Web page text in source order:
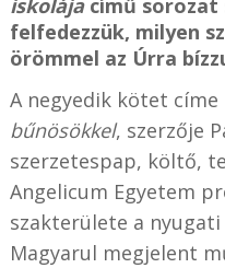
iskolájacímű sorozat
felfedezzük, milyen
örömmel az Úrra
A negyedik kötet címe
bűnösökkel, szerzője
szerzetespap, költő,
Angelicum Egyetem
szakterülete a
Magyarul megjelent